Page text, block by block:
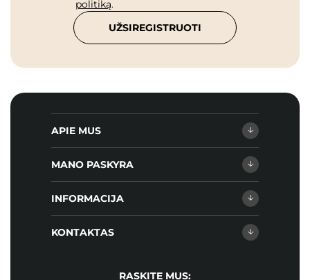
politiką.
UŽSIREGISTRUOTI
APIE MUS
MANO PASKYRA
INFORMACIJA
KONTAKTAS
RASKITE MUS: